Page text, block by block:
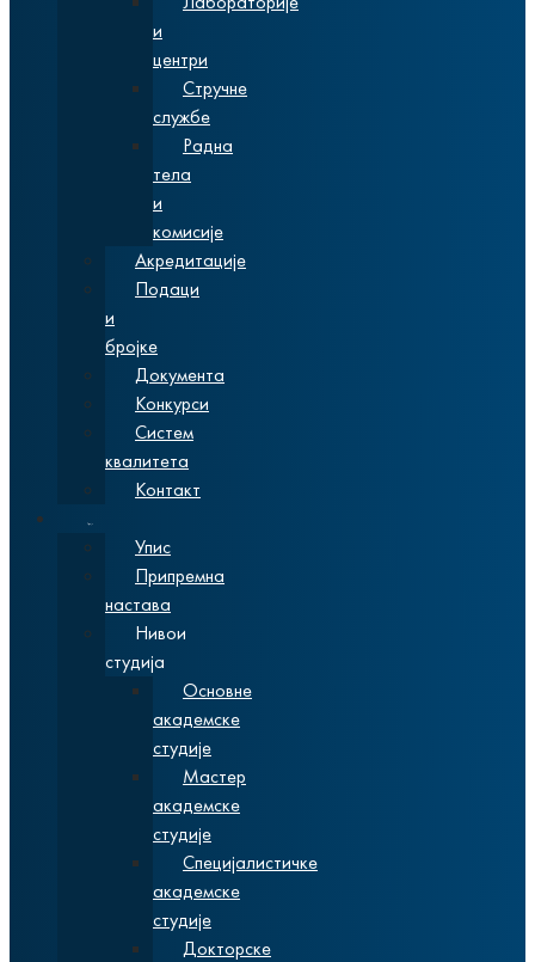
и
центри
Стручне
службе
Радна
тела
и
комисије
Акредитације
Подаци
и
бројке
Документа
Конкурси
Систем
квалитета
Контакт
Упис
Припремна
настава
Нивои
студија
Основне
академске
студије
Мастер
академске
студије
Специјалистичке
академске
студије
Докторске